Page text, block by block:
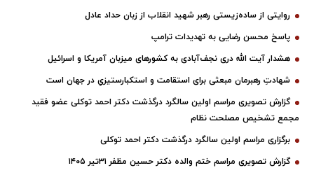
روایتی از ساده‌زیستی رهبر شهید انقلاب از زبان حداد عادل
پاسخ محسن رضایی به تهدیدات ترامپ
هشدار آیت الله دری نجف‌آبادی به کشورهای میزبان آمریکا و اسرائیل
شهادتِ رهبرمان مبعثی برای استقامت و استکبارستیزیِ در جهان است
گزارش تصویری مراسم اولین سالگرد درگذشت دکتر احمد توکلی عضو فقید
مجمع تشخیص مصلحت نظام
برگزاری مراسم اولین سالگرد درگذشت دکتر احمد توکلی
گزارش تصویری مراسم ختم والده دکتر حسین مظفر ۳۱تیر ۱۴۰۵